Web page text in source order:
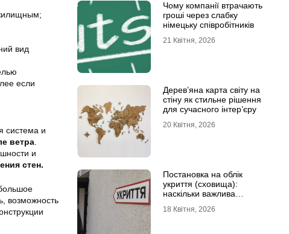
вид
если
система и
ветра.
и
стен.
возможность
Чому компанії втрачають
гроші через слабку
німецьку співробітників
21 Квітня, 2026
Дерев’яна карта світу на
стіну як стильне рішення
для сучасного інтер’єру
20 Квітня, 2026
Постановка на облік
укриття (сховища):
наскільки важлива
18 Квітня, 2026